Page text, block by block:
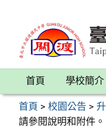
內
區
首頁 學校簡介
首頁 >校園公告 >
請參閱說明和附件。